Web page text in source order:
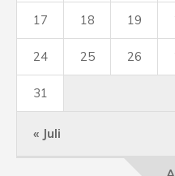
« Juli
17 18 19
24 25 26
31